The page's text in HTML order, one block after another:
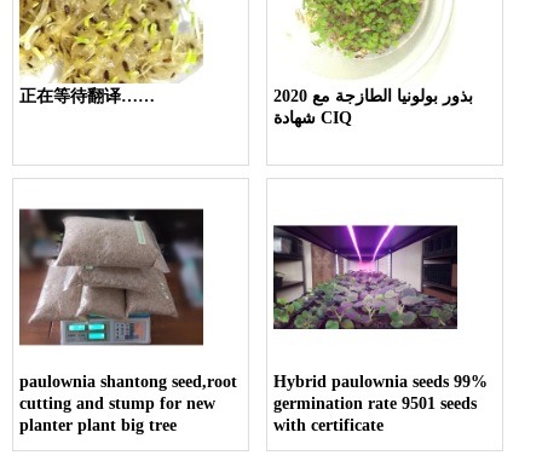
正在等待翻译……
2020 بذور بولونيا الطازجة مع
شهادة CIQ
paulownia shantong seed,root
cutting and stump for new
planter plant big tree
Hybrid paulownia seeds 99%
germination rate 9501 seeds
with certificate